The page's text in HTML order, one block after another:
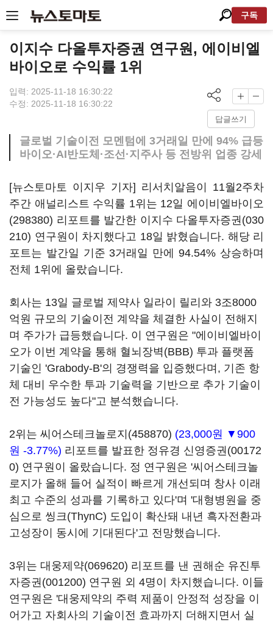
구독
이지수 다올투자증권 연구원, 에이비엘
바이오로 수익률 1위
입력: 2025-11-18 16:30:22
수정: 2025-11-18 16:30:22
답글쓰기
글로벌 기술이전 모멘텀에 3거래일 만에 94% 급등
바이오·AI반도체·조선·지주사 등 전방위 업종 강세
[뉴스토마토 이지우 기자] 리서치알음이 11월2주차
주간 애널리스트 수익률 1위는 12일 에이비엘바이오
(298380) 리포트를 발간한 이지수 다올투자증권(030
210) 연구원이 차지했다고 18일 밝혔습니다. 해당 리
포트는 발간일 기준 3거래일 만에 94.54% 상승하며
전체 1위에 올랐습니다.
회사는 13일 글로벌 제약사 일라이 릴리와 3조8000
억원 규모의 기술이전 계약을 체결한 사실이 전해지
며 주가가 급등했습니다. 이 연구원은 "에이비엘바이
오가 이번 계약을 통해 혈뇌장벽(BBB) 투과 플랫폼
기술인 'Grabody-B'의 경쟁력을 입증했다며, 기존 항
체 대비 우수한 투과 기술력을 기반으로 추가 기술이
전 가능성도 높다"고 분석했습니다.
2위는 씨어스테크놀로지(458870) (23,000원 ▼900
원 -3.77%) 리포트를 발표한 정유경 신영증권(00172
0) 연구원이 올랐습니다. 정 연구원은 '씨어스테크놀
로지가 올해 들어 실적이 빠르게 개선되며 창사 이래
최고 수준의 성과를 기록하고 있다'며 '대형병원을 중
심으로 씽크(ThynC) 도입이 확산돼 내년 흑자전환과
고성장이 동시에 기대된다'고 전망했습니다.
3위는 대웅제약(069620) 리포트를 낸 권해순 유진투
자증권(001200) 연구원 외 4명이 차지했습니다. 이들
연구원은 '대웅제약의 주력 제품이 안정적 성장을 이
어가고 자회사의 기술이전 효과까지 더해지면서 실